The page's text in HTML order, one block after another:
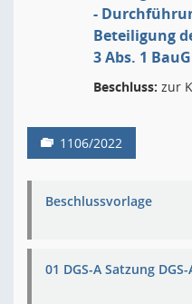
-
Beteiligung
3 Abs. 1
Beschluss: zur
1106/2022
Beschlussvorlage
01 DGS-A Satzung